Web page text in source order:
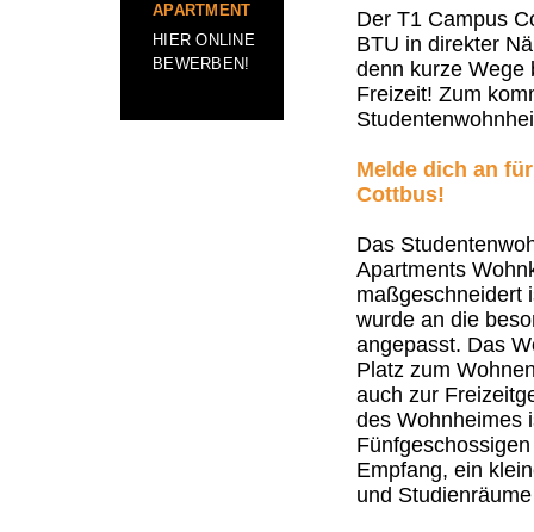
APARTMENT
HIER ONLINE
BEWERBEN!
Der T1 Campus
BTU in direkter
denn kurze Wege
Freizeit! Zum
Melde dich an
Cottbus!
Das
Apartments
maßgeschneidert
wurde an die
angepasst. Das
Platz zum
auch zur
des Wohnheimes
Empfang, ein
und